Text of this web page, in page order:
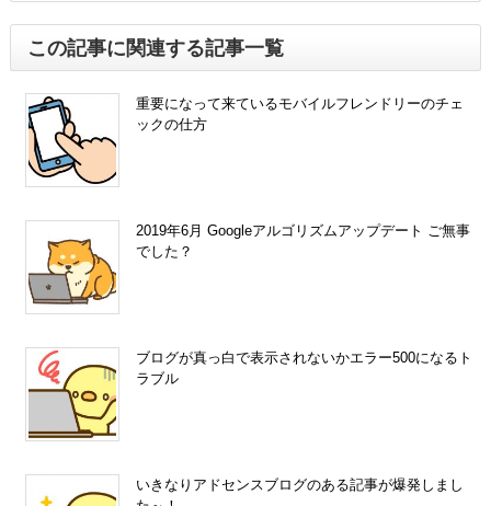
この記事に関連する記事一覧
重要になって来ているモバイルフレンドリーのチェ
ックの仕方
2019年6月 Googleアルゴリズムアップデート ご無事
でした？
ブログが真っ白で表示されないかエラー500になるト
ラブル
いきなりアドセンスブログのある記事が爆発しまし